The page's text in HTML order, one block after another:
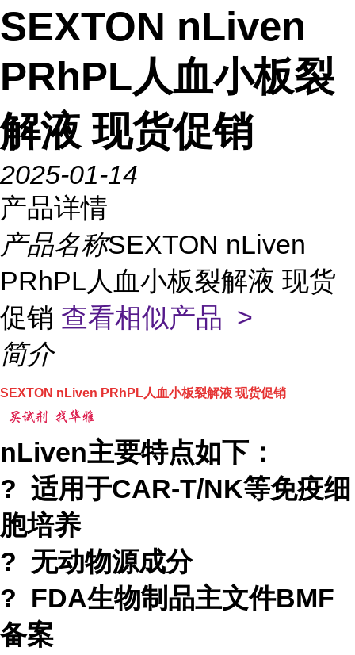
SEXTON nLiven
PRhPL人血小板裂
解液 现货促销
2025-01-14
产品详情
产品名称SEXTON nLiven
PRhPL人血小板裂解液 现货
促销 查看相似产品 >
简介
SEXTON nLiven PRhPL人血小板裂解液 现货促销
nLiven主要特点如下：
? 适用于CAR-T/NK等免疫细
胞培养
? 无动物源成分
? FDA生物制品主文件BMF
备案